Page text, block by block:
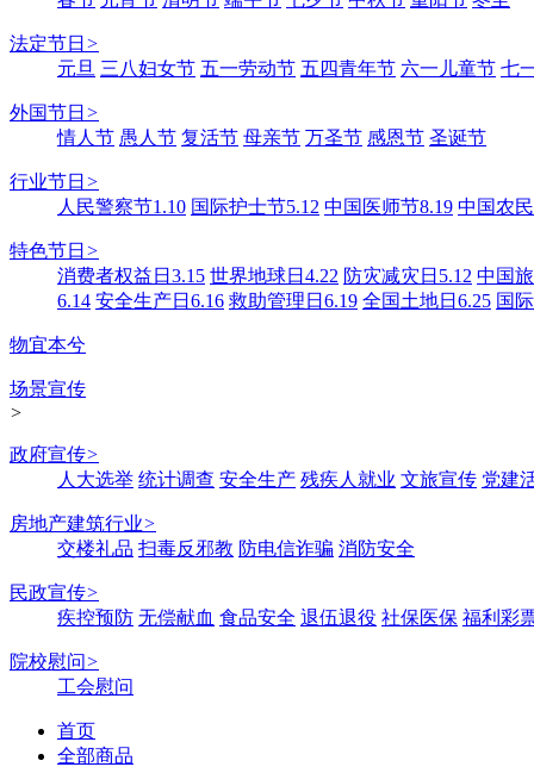
法定节日 >
元旦 三八妇女节 五一劳动节 五四青年节 六一儿童节 七
外国节日 >
情人节 愚人节 复活节 母亲节 万圣节 感恩节 圣诞节
行业节日 >
人民警察节1.10 国际护士节5.12 中国医师节8.19 中国农
特色节日 >
消费者权益日3.15 世界地球日4.22 防灾减灾日5.12 中国
6.14 安全生产日6.16 救助管理日6.19 全国土地日6.25 国
物宜本兮
场景宣传
>
政府宣传>
人大选举 统计调查 安全生产 残疾人就业 文旅宣传 党建
房地产建筑行业>
交楼礼品 扫毒反邪教 防电信诈骗 消防安全
民政宣传>
疾控预防 无偿献血 食品安全 退伍退役 社保医保 福利彩
院校慰问>
工会慰问
首页
全部商品